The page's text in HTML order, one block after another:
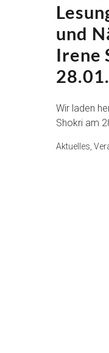
und
Irene
Wir laden
Shokri am
Aktuelles,